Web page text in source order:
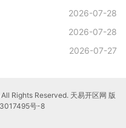
2026-07-28
2026-07-28
2026-07-27
Rights Reserved. 天易开区网 版
号-8